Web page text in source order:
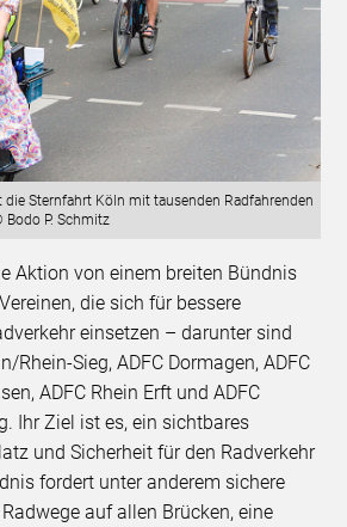
Sternfahrt Köln mit tausenden Radfahrenden
P. Schmitz
Aktion von einem breiten Bündnis
die sich für bessere
einsetzen – darunter sind
Rhein-Sieg, ADFC Dormagen, ADFC
ADFC Rhein Erft und ADFC
Ihr Ziel ist es, ein sichtbares
und Sicherheit für den Radverkehr
fordert unter anderem sichere
auf allen Brücken, eine